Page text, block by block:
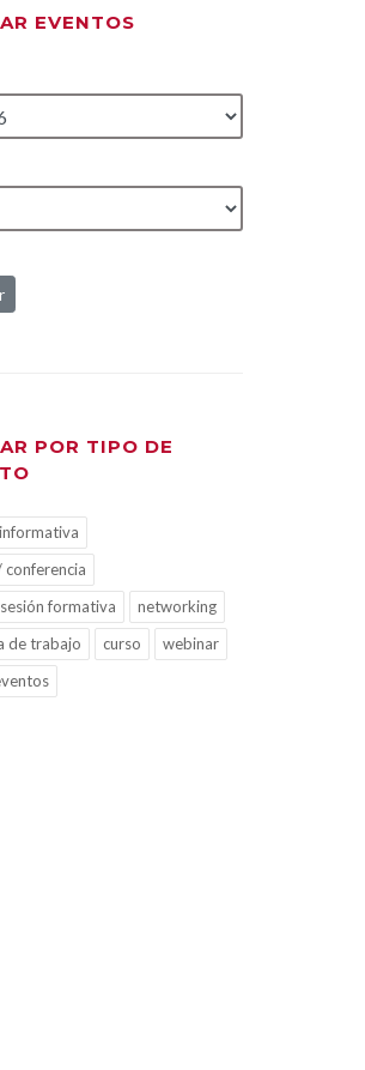
EVENTOS
POR TIPO DE
conferencia
formativa
networking
de trabajo
curso
webinar